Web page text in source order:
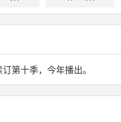
第十季，今年播出。